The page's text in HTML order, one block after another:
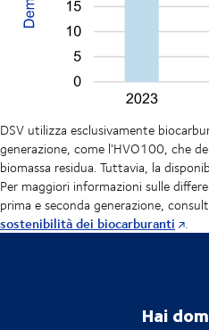
DSV utilizza esclusivamente
generazione, come l'HVO100, che
biomassa residua. Tuttavia, la
Per maggiori informazioni sulle
prima e seconda generazione,
sostenibilità dei biocarburanti
.
Hai